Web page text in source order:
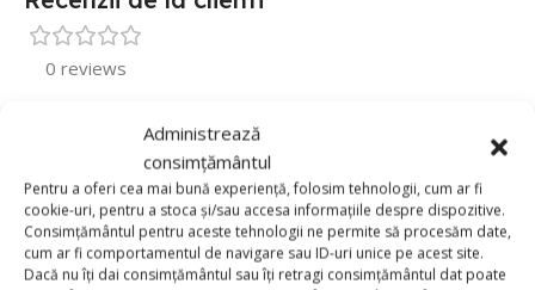
Administrează
consimțământul
Pentru a oferi cea mai bună experiență, folosim tehnologii, cum ar fi
cookie-uri, pentru a stoca și/sau accesa informațiile despre dispozitive.
Consimțământul pentru aceste tehnologii ne permite să procesăm date,
cum ar fi comportamentul de navigare sau ID-uri unice pe acest site.
Dacă nu îți dai consimțământul sau îți retragi consimțământul dat poate
0 reviews
0
0
0